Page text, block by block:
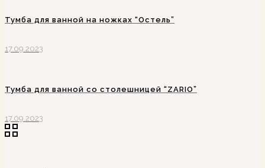
Тумба для ванной на ножках “Остель”
17.09.2023
Тумба для ванной со столешницей “ZARIO”
17.09.2023